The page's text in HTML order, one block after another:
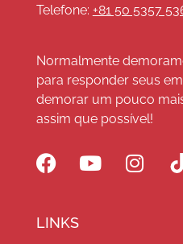
Telefone: +81 50 5357
Normalmente
para responder seus
demorar um pouco
assim que possível!
LINKS